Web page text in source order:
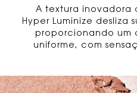
A textura inovadora
Hyper Luminize desliza
proporcionando um
uniforme, com